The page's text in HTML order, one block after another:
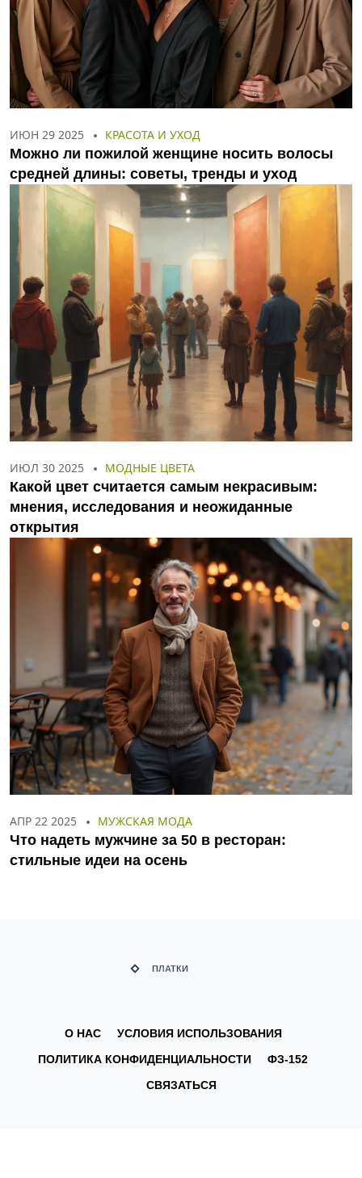
ИЮН 29 2025 КРАСОТА И УХОД
Можно ли пожилой женщине носить волосы
средней длины: советы, тренды и уход
ИЮЛ 30 2025 МОДНЫЕ ЦВЕТА
Какой цвет считается самым некрасивым:
мнения, исследования и неожиданные
открытия
АПР 22 2025 МУЖСКАЯ МОДА
Что надеть мужчине за 50 в ресторан:
стильные идеи на осень
О НАС
УСЛОВИЯ ИСПОЛЬЗОВАНИЯ
ПОЛИТИКА КОНФИДЕНЦИАЛЬНОСТИ
ФЗ-152
СВЯЗАТЬСЯ